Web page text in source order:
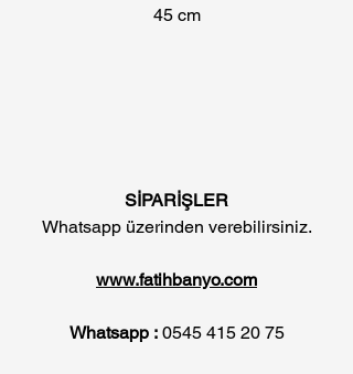
45 cm
SİPARİŞLER
Whatsapp üzerinden verebilirsiniz.
www.fatihbanyo.com
Whatsapp : 0545 415 20 75